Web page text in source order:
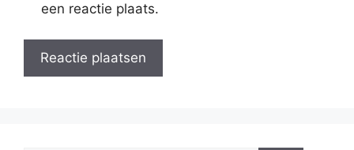
een reactie plaats.